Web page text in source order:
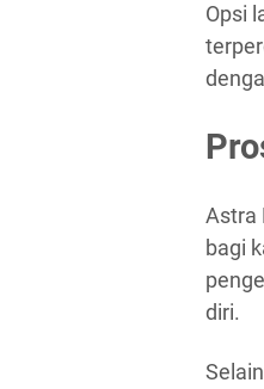
Opsi
Astra
bagi
diri.